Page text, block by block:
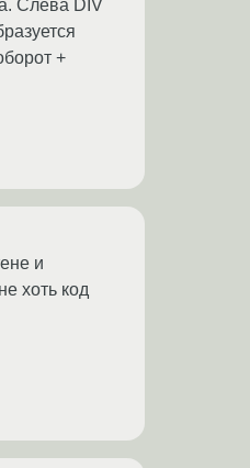
Слева DIV
+
и
хоть код